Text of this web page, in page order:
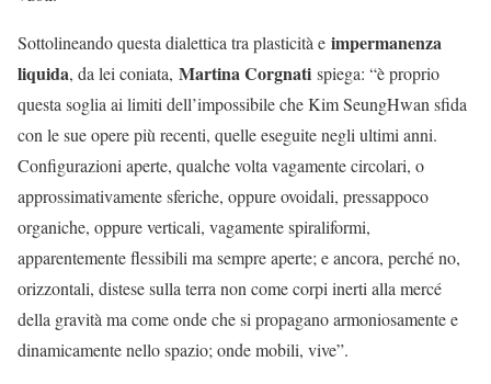
Sottolineando questa dialettica tra plasticità e impermanenza
liquida, da lei coniata, Martina Corgnati spiega: “è proprio
questa soglia ai limiti dell’impossibile che Kim SeungHwan sfida
con le sue opere più recenti, quelle eseguite negli ultimi anni.
Configurazioni aperte, qualche volta vagamente circolari, o
approssimativamente sferiche, oppure ovoidali, pressappoco
organiche, oppure verticali, vagamente spiraliformi,
apparentemente flessibili ma sempre aperte; e ancora, perché no,
orizzontali, distese sulla terra non come corpi inerti alla mercé
della gravità ma come onde che si propagano armoniosamente e
dinamicamente nello spazio; onde mobili, vive”.